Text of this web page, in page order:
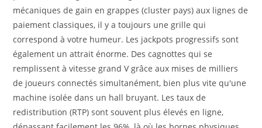
mécaniques de gain en grappes (cluster pays) aux lignes de
paiement classiques, il y a toujours une grille qui
correspond à votre humeur. Les jackpots progressifs sont
également un attrait énorme. Des cagnottes qui se
remplissent à vitesse grand V grâce aux mises de milliers
de joueurs connectés simultanément, bien plus vite qu'une
machine isolée dans un hall bruyant. Les taux de
redistribution (RTP) sont souvent plus élevés en ligne,